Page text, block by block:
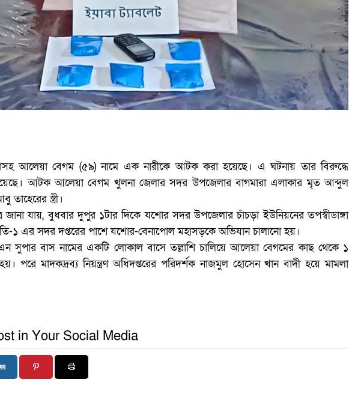
আলেয়া বেগম (৫৯) নামে এক নারীকে আটক করা হয়েছে। এ ঘটনায় তার বিরুদ্ধে
আটক আলেয়া বেগম খুলনা জেলার সদর উপজেলার বাগমারা এলাকার মৃত আব্দুল
স্ত্রী।
জানা যায়, বুধবার দুপুর ১টার দিকে যশোর সদর উপজেলার চাঁচড়া ইউনিয়নের তপস্বীডাঙ্গা
১ এর সদর দপ্তরের পাশে যশোর-বেনাপোল মহাসড়কে অভিযান চালানো হয়।
সুপার বাস নামের একটি লোকাল বাসে তল্লাশি চালিয়ে আলেয়া বেগমের কাছ থেকে ১
পরে মাদকদ্রব্য নিয়ন্ত্রণ অধিদপ্তরের পরিদর্শক নাজমুল হোসেন খান বাদী হয়ে মামলা
in Your Social Media